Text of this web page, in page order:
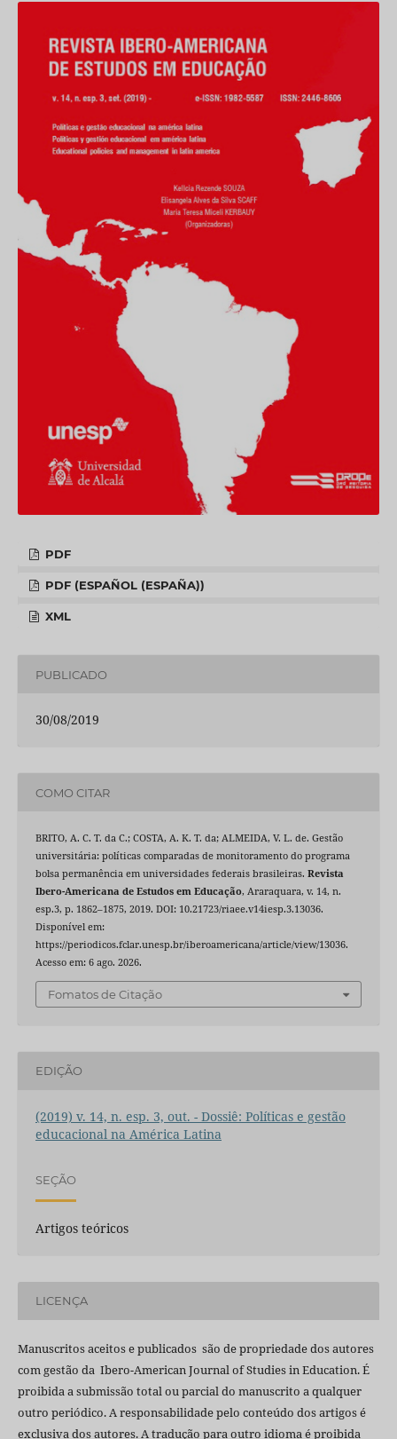
PDF
PDF (ESPAÑOL (ESPAÑA))
XML
PUBLICADO
30/08/2019
COMO CITAR
BRITO, A. C. T. da C.; COSTA, A. K. T. da; ALMEIDA, V. L. de. Gestão
universitária: políticas comparadas de monitoramento do programa
bolsa permanência em universidades federais brasileiras. Revista
Ibero-Americana de Estudos em Educação, Araraquara, v. 14, n.
esp.3, p. 1862–1875, 2019. DOI: 10.21723/riaee.v14iesp.3.13036.
Disponível em:
https://periodicos.fclar.unesp.br/iberoamericana/article/view/13036.
Acesso em: 6 ago. 2026.
Fomatos de Citação
EDIÇÃO
(2019) v. 14, n. esp. 3, out. - Dossiê: Políticas e gestão
educacional na América Latina
SEÇÃO
Artigos teóricos
LICENÇA
Manuscritos aceitos e publicados são de propriedade dos autores
com gestão da Ibero-American Journal of Studies in Education. É
proibida a submissão total ou parcial do manuscrito a qualquer
outro periódico. A responsabilidade pelo conteúdo dos artigos é
exclusiva dos autores. A tradução para outro idioma é proibida